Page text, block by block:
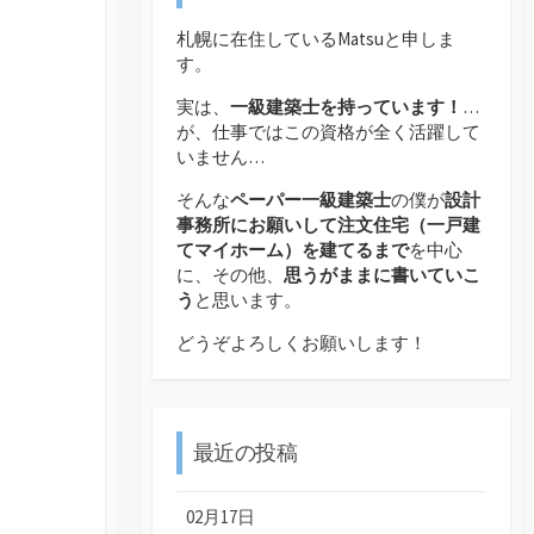
札幌に在住しているMatsuと申しま
す。
実は、 一級建築士を持っています！ …
が、仕事ではこの資格が全く活躍して
いません…
そんなペーパー一級建築士の僕が設計
事務所にお願いして注文住宅（一戸建
てマイホーム）を建てるまでを中心
に、その他、 思うがままに書いていこ
う と思います。
どうぞよろしくお願いします！
最近の投稿
02月17日